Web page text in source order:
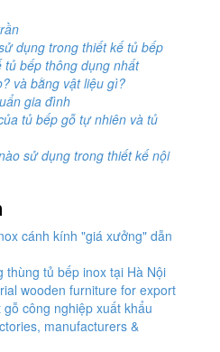
dụng trong thiết kế tủ bếp
bếp thông dụng nhất
và bằng vật liệu gì?
gia đình
tủ bếp gỗ tự nhiên và tủ
sử dụng trong thiết kế nội
cánh kính "giá xưởng" dẫn
thùng tủ bếp inox tại Hà Nội
wooden furniture for export
công nghiệp xuất khẩu
manufacturers &